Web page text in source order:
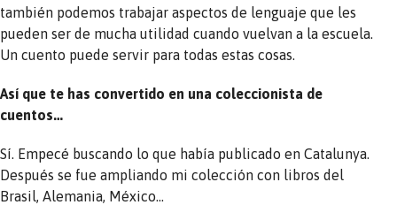
también podemos trabajar aspectos de lenguaje que les
pueden ser de mucha utilidad cuando vuelvan a la escuela.
Un cuento puede servir para todas estas cosas.
Así que te has convertido en una coleccionista de
cuentos…
Sí. Empecé buscando lo que había publicado en Catalunya.
Después se fue ampliando mi colección con libros del
Brasil, Alemania, México…